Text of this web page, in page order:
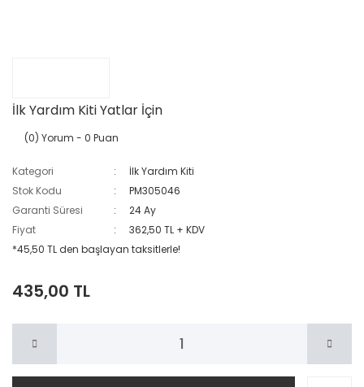
İlk Yardım Kiti Yatlar İçin
(0) Yorum - 0 Puan
Kategori
İlk Yardım Kiti
Stok Kodu
PM305046
Garanti Süresi
24 Ay
Fiyat
362,50 TL + KDV
*45,50 TL den başlayan taksitlerle!
435,00 TL